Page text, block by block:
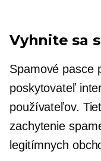
Vyhnite sa
Spamové pasce
poskytovateľ
používateľov.
zachytenie
legitímnych